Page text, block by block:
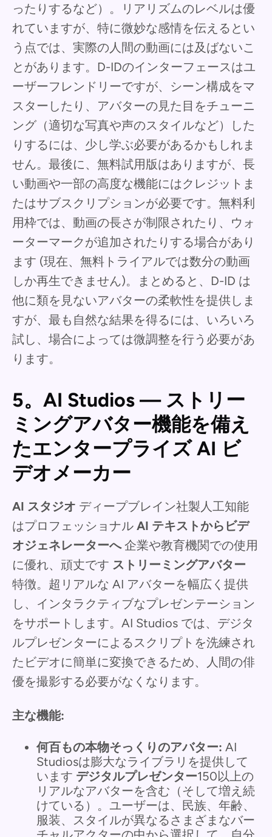
ったりするなど）。リアリズムのレベルは優
れていますが、特に微妙な感情を伝えるとい
う点では、実際の人間の動画には及ばないこ
とがあります。D-IDのインターフェースはユ
ーザーフレンドリーですが、シーン構成をマ
スターしたり、アバターの見た目をチューニ
ング（適切な写真や声のスタイルなど）した
りするには、少し学ぶ必要があるかもしれま
せん。最後に、無料試用版はありますが、長
い動画や一部の高度な機能にはクレジットま
たはサブスクリプションが必要です。無料利
用枠では、動画の長さが制限されたり、ウォ
ーターマークが追加されたりする場合があり
ます (現在、無料トライアルでは数分の動画
しか再生できません)。まとめると、D-ID は
他に類を見ないアバターの柔軟性を提供しま
すが、最も自然な結果を得るには、いろいろ
試し、場合によっては微調整を行う必要があ
ります。
5。AI Studios — ストリー
ミングアバター機能を備え
たエンタープライズ AI ビ
デオメーカー
AI スタジオ ディープブレイン社製人工知能
はプロフェッショナル AI テキストからビデ
オジェネレーターへ企業や教育機関での使用
に優れ、頑丈です ストリーミングアバター
特徴。超リアルな AI アバターを幅広く提供
し、インタラクティブなプレゼンテーション
をサポートします。AI Studios では、デジタ
ルプレゼンターによるスクリプトを洗練され
たビデオに簡単に変換できるため、人間の俳
優を撮影する必要がなくなります。
主な機能:
何百もの本物そっくりのアバター: AI
Studiosは膨大なライブラリを提供して
います デジタルプレゼンター150以上の
リアルなアバターを含む（そして増え続
けている）。ユーザーは、民族、年齢、
服装、スタイルが異なるさまざまなバー